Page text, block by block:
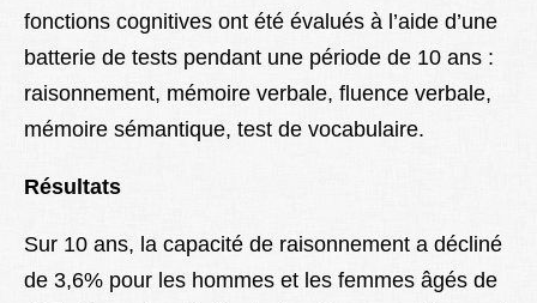
fonctions cognitives ont été évalués à l’aide d’une
batterie de tests pendant une période de 10 ans :
raisonnement, mémoire verbale, fluence verbale,
mémoire sémantique, test de vocabulaire.
Résultats
Sur 10 ans, la capacité de raisonnement a décliné
de 3,6% pour les hommes et les femmes âgés de